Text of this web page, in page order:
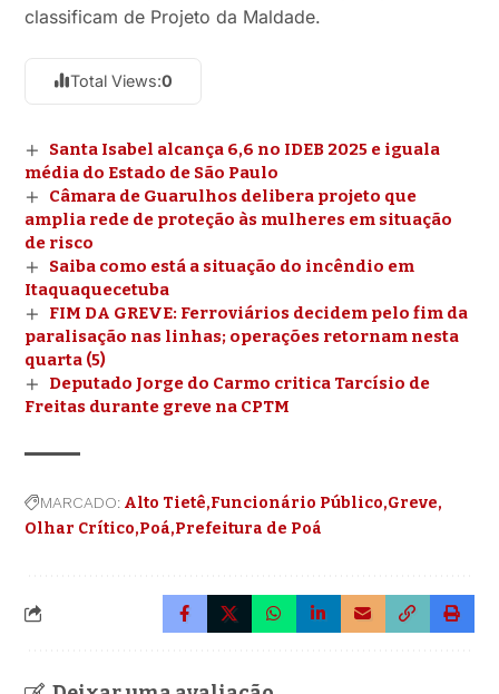
classificam de Projeto da Maldade.
Total Views:0
Santa Isabel alcança 6,6 no IDEB 2025 e iguala
média do Estado de São Paulo
Câmara de Guarulhos delibera projeto que
amplia rede de proteção às mulheres em situação
de risco
Saiba como está a situação do incêndio em
Itaquaquecetuba
FIM DA GREVE: Ferroviários decidem pelo fim da
paralisação nas linhas; operações retornam nesta
quarta (5)
Deputado Jorge do Carmo critica Tarcísio de
Freitas durante greve na CPTM
MARCADO: Alto Tietê Funcionário Público Greve
Olhar Crítico Poá Prefeitura de Poá